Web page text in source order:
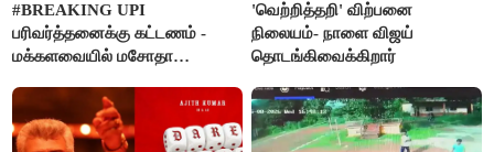
#BREAKING UPI
பரிவர்த்தனைக்கு கட்டணம் -
மக்களவையில் மசோதா
'வெற்றித்தறி' விற்பனை
நிலையம்- நாளை விஜய்
தொடங்கிவைக்கிறார்